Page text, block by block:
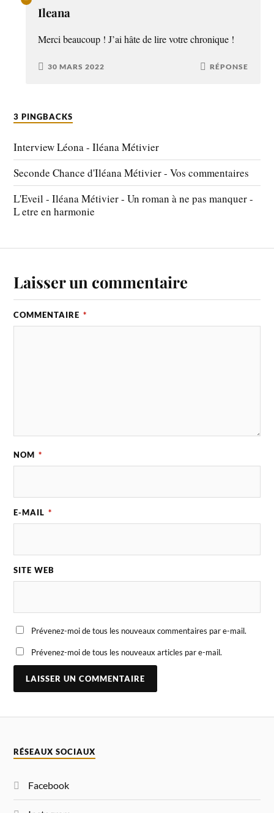
Ileana
Merci beaucoup ! J’ai hâte de lire votre chronique !
30 MARS 2022 RÉPONSE
3 PINGBACKS
Interview Léona - Iléana Métivier
Seconde Chance d'Iléana Métivier - Vos commentaires
L'Eveil - Iléana Métivier - Un roman à ne pas manquer -
L etre en harmonie
Laisser un commentaire
COMMENTAIRE *
NOM *
E-MAIL *
SITE WEB
Prévenez-moi de tous les nouveaux commentaires par e-mail.
Prévenez-moi de tous les nouveaux articles par e-mail.
T
A
V
RÉSEAUX SOCIAUX
Facebook